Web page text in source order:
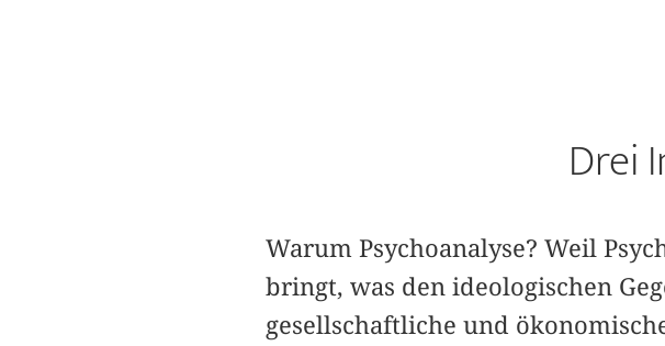
Drei
Warum Psychoanalyse? Weil
bringt, was den ideologischen
gesellschaftliche und